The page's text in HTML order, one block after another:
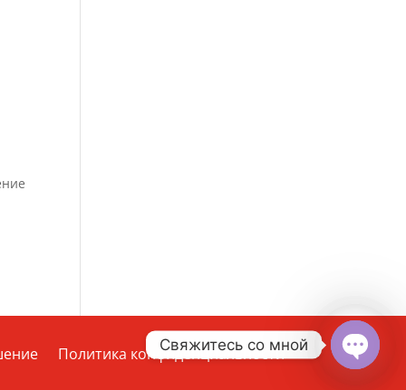
Политика конфиденциальности
Свяжитесь со мной